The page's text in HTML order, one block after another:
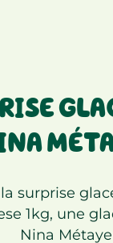
surprise
1kg, une
Nina